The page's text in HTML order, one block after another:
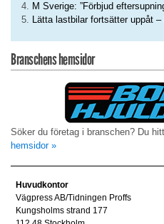
M Sverige: ”Förbjud
Lätta lastbilar fortsätter uppåt
Branschens hemsidor
Söker du företag i branschen? Du
hemsidor »
Huvudkontor
Vägpress AB/Tidningen Proffs
Kungsholms strand 177